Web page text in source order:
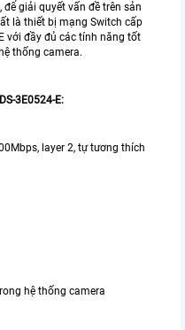
giải quyết vấn đề trên sản
là thiết bị mạng Switch cấp
với đầy đủ các tính năng tốt
thống camera.
3E0524-E:
layer 2, tự tương thích
hệ thống camera